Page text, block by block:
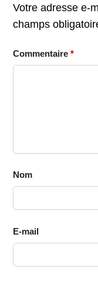
Votre adresse e-
champs
Commentaire *
Nom
E-mail